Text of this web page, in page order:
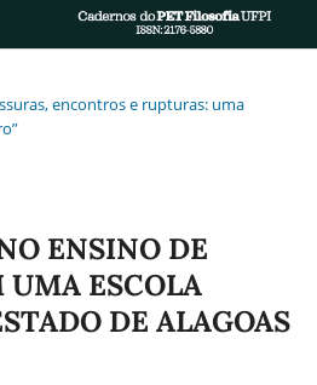
encontros e rupturas: uma
ENSINO DE
UMA ESCOLA
DE ALAGOAS